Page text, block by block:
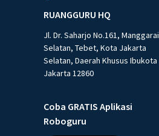
RUANGGURU HQ
Jl. Dr. Saharjo No.161, Manggarai
Selatan, Tebet, Kota Jakarta
Selatan, Daerah Khusus Ibukota
Jakarta 12860
Coba GRATIS Aplikasi
Roboguru